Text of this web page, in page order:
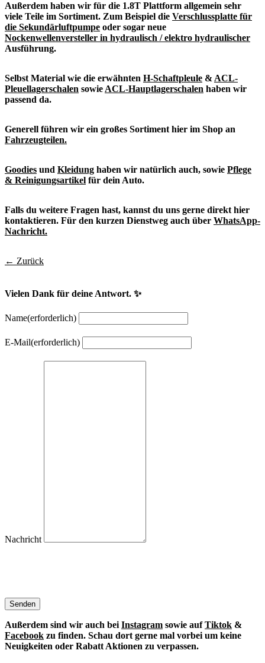
Außerdem haben wir für die 1.8T Plattform allgemein sehr
viele Teile im Sortiment. Zum Beispiel die Verschlussplatte für
die Sekundärluftpumpe oder sogar neue
Nockenwellenversteller in hydraulisch /elektro hydraulischer
Ausführung.
Selbst Material wie die erwähnten H-Schaftpleule & ACL-
Pleuellagerschalen sowie ACL-Hauptlagerschalen haben wir
passend da.
Generell führen wir ein großes Sortiment hier im Shop an
Fahrzeugteilen.
Goodies und Kleidung haben wir natürlich auch, sowie Pflege
& Reinigungsartikel für dein Auto.
Falls du weitere Fragen hast, kannst du uns gerne direkt hier
kontaktieren. Für den kurzen Dienstweg auch über WhatsApp-
Nachricht.
← Zurück
Vielen Dank für deine Antwort. ✨
Name(erforderlich)
E-Mail(erforderlich)
Nachricht
Senden
Außerdem sind wir auch bei Instagram sowie aufTiktok &
Facebook zu finden. Schau dort gerne mal vorbei um keine
Neuigkeiten oder Rabatt Aktionen zu verpassen.